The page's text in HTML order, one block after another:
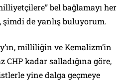
bel bağlamayı her
de yanlış buluyorum.
millîliğin ve Kemalizm’in
CHP kadar salladığına göre,
yine dalga geçmeye